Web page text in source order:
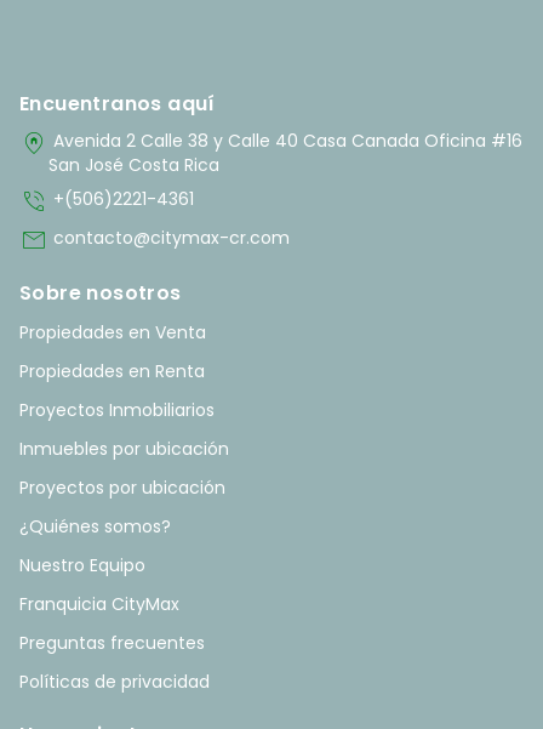
Encuentranos aquí
home_pin Avenida 2 Calle 38 y Calle 40 Casa Canada Oficina #16
San José Costa Rica
phone_in_talk +(506)2221-4361
mail contacto@citymax-cr.com
Sobre nosotros
Propiedades en Venta
Propiedades en Renta
Proyectos Inmobiliarios
Inmuebles por ubicación
Proyectos por ubicación
¿Quiénes somos?
Nuestro Equipo
Franquicia CityMax
Preguntas frecuentes
Políticas de privacidad